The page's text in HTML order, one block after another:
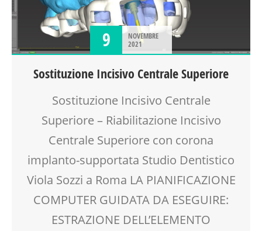
9
NOVEMBRE
2021
Sostituzione Incisivo Centrale Superiore
Sostituzione Incisivo Centrale
Superiore – Riabilitazione Incisivo
Centrale Superiore con corona
implanto-supportata Studio Dentistico
Viola Sozzi a Roma LA PIANIFICAZIONE
COMPUTER GUIDATA DA ESEGUIRE:
ESTRAZIONE DELL’ELEMENTO